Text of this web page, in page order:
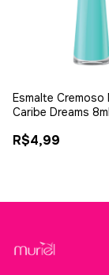
Esmalte Cremoso
Caribe Dreams 8ml
R$4,99